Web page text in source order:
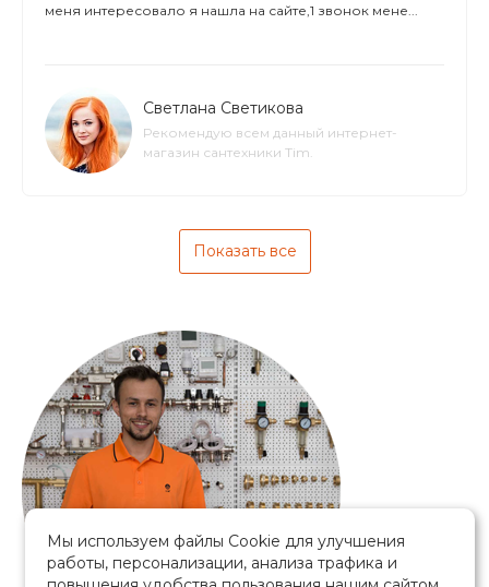
меня интересовало я нашла на сайте,1 звонок мене...
Светлана Светикова
Рекомендую всем данный интернет-
магазин сантехники Tim.
Показать все
Мы используем файлы Cookie для улучшения
работы, персонализации, анализа трафика и